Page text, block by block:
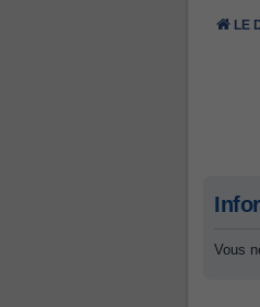
LE
Vous